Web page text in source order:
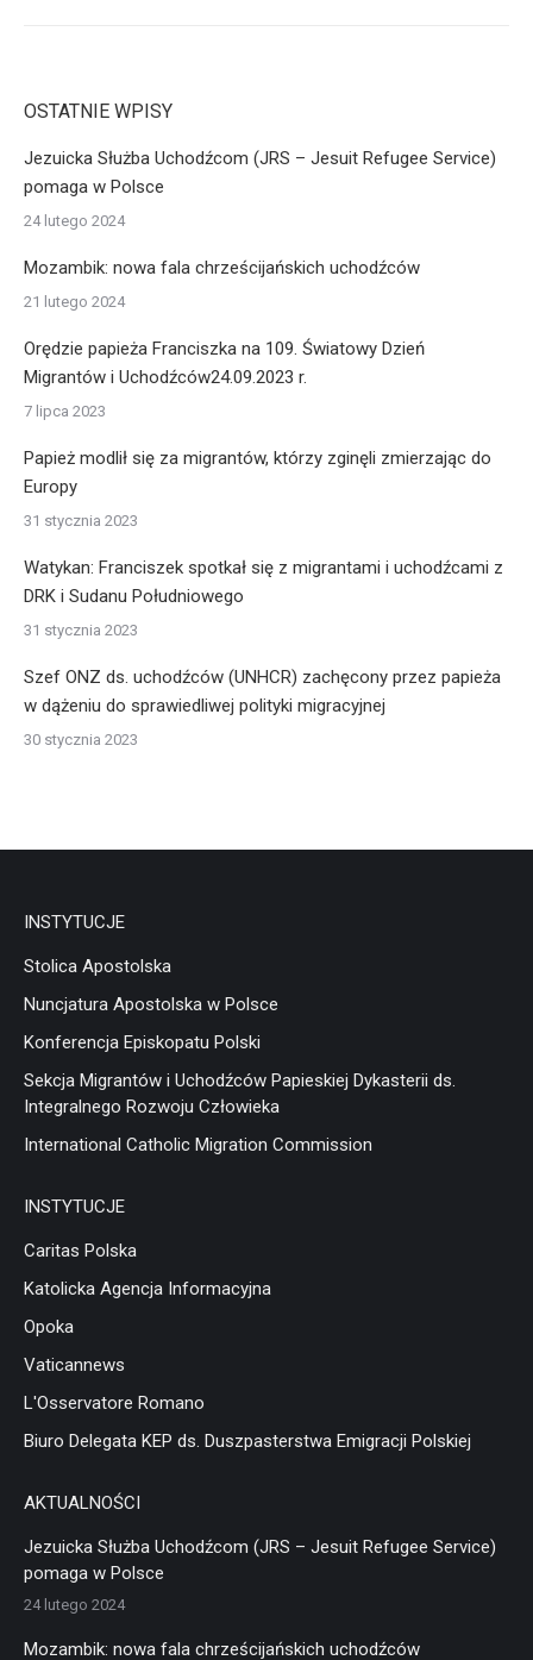
OSTATNIE WPISY
Jezuicka Służba Uchodźcom (JRS – Jesuit Refugee Service)
pomaga w Polsce
24 lutego 2024
Mozambik: nowa fala chrześcijańskich uchodźców
21 lutego 2024
Orędzie papieża Franciszka na 109. Światowy Dzień
Migrantów i Uchodźców24.09.2023 r.
7 lipca 2023
Papież modlił się za migrantów, którzy zginęli zmierzając do
Europy
31 stycznia 2023
Watykan: Franciszek spotkał się z migrantami i uchodźcami z
DRK i Sudanu Południowego
31 stycznia 2023
Szef ONZ ds. uchodźców (UNHCR) zachęcony przez papieża
w dążeniu do sprawiedliwej polityki migracyjnej
30 stycznia 2023
INSTYTUCJE
Stolica Apostolska
Nuncjatura Apostolska w Polsce
Konferencja Episkopatu Polski
Sekcja Migrantów i Uchodźców Papieskiej Dykasterii ds.
Integralnego Rozwoju Człowieka
International Catholic Migration Commission
INSTYTUCJE
Caritas Polska
Katolicka Agencja Informacyjna
Opoka
Vaticannews
L'Osservatore Romano
Biuro Delegata KEP ds. Duszpasterstwa Emigracji Polskiej
AKTUALNOŚCI
Jezuicka Służba Uchodźcom (JRS – Jesuit Refugee Service)
pomaga w Polsce
24 lutego 2024
Mozambik: nowa fala chrześcijańskich uchodźców